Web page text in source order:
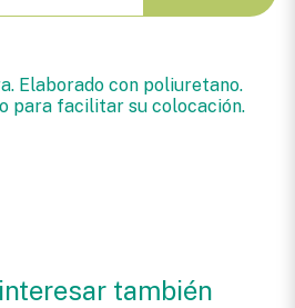
Elaborado con poliuretano.
para facilitar su colocación.
también